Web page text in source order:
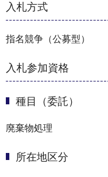
入札方式
指名競争（公募型）
入札参加資格
種目（委託）
廃棄物処理
所在地区分